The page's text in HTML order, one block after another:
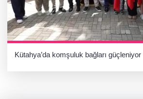
Kütahya’da komşuluk bağları güçleniyor